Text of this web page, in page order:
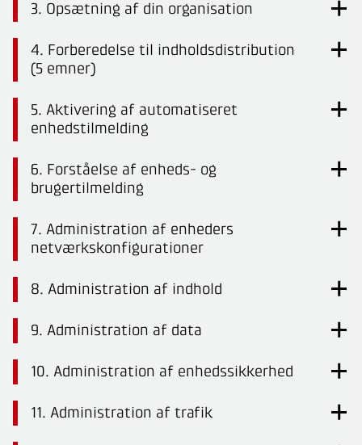
3. Opsætning af din organisation
4. Forberedelse til indholdsdistribution
(5 emner)
5. Aktivering af automatiseret
enhedstilmelding
6. Forståelse af enheds- og
brugertilmelding
7. Administration af enheders
netværkskonfigurationer
8. Administration af indhold
9. Administration af data
10. Administration af enhedssikkerhed
11. Administration af trafik